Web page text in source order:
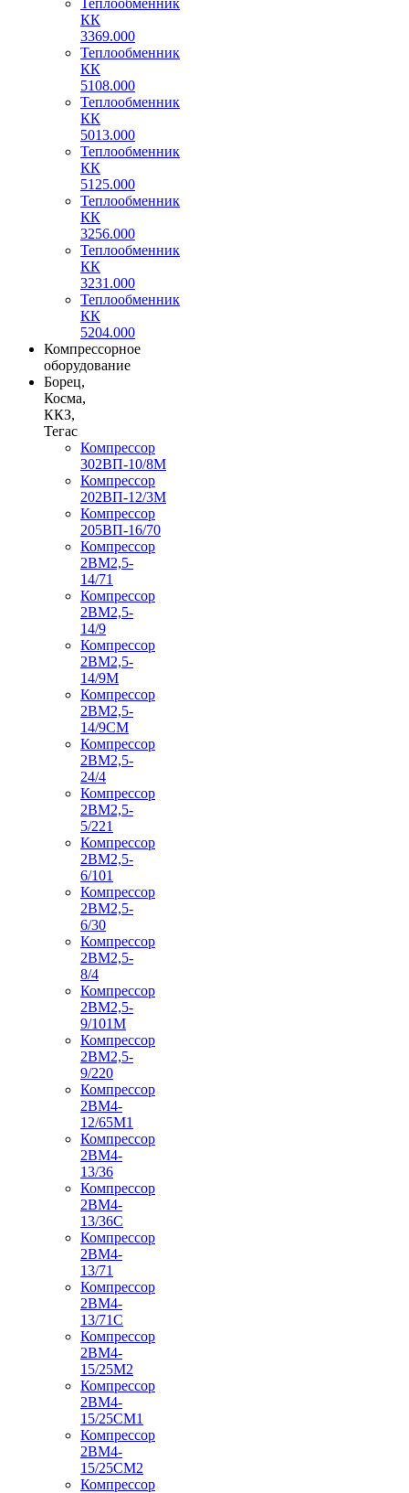
Теплообменник
КК
3369.000
Теплообменник
КК
5108.000
Теплообменник
КК
5013.000
Теплообменник
КК
5125.000
Теплообменник
КК
3256.000
Теплообменник
КК
3231.000
Теплообменник
КК
5204.000
Компрессорное
оборудование
Борец,
Косма,
ККЗ,
Тегас
Компрессор
302ВП-10/8М
Компрессор
202ВП-12/3М
Компрессор
205ВП-16/70
Компрессор
2ВМ2,5-
14/71
Компрессор
2ВМ2,5-
14/9
Компрессор
2ВМ2,5-
14/9М
Компрессор
2ВМ2,5-
14/9СМ
Компрессор
2ВМ2,5-
24/4
Компрессор
2ВМ2,5-
5/221
Компрессор
2ВМ2,5-
6/101
Компрессор
2ВМ2,5-
6/30
Компрессор
2ВМ2,5-
8/4
Компрессор
2ВМ2,5-
9/101М
Компрессор
2ВМ2,5-
9/220
Компрессор
2ВМ4-
12/65М1
Компрессор
2ВМ4-
13/36
Компрессор
2ВМ4-
13/36С
Компрессор
2ВМ4-
13/71
Компрессор
2ВМ4-
13/71С
Компрессор
2ВМ4-
15/25М2
Компрессор
2ВМ4-
15/25СМ1
Компрессор
2ВМ4-
15/25СМ2
Компрессор